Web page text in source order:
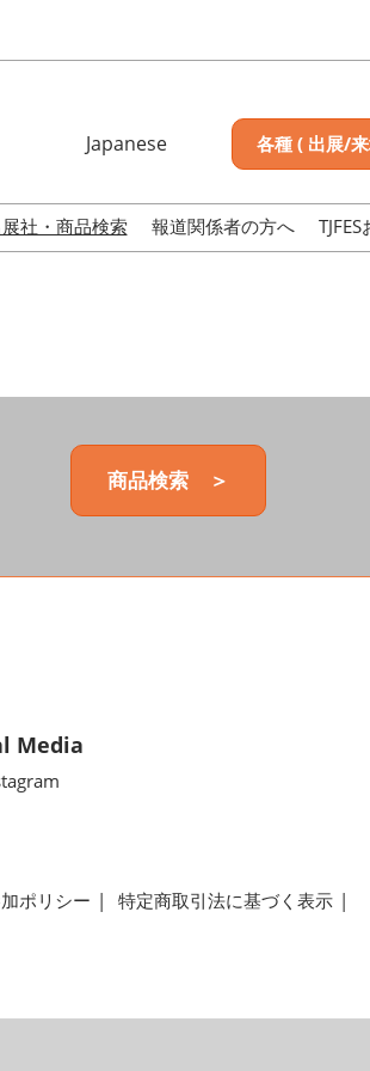
Japanese
English
各種 ( 出展/
社・商品検索 報道関係者の方へ
商品検索 ＞
Media
ポリシー
特定商取引法に基づく表示